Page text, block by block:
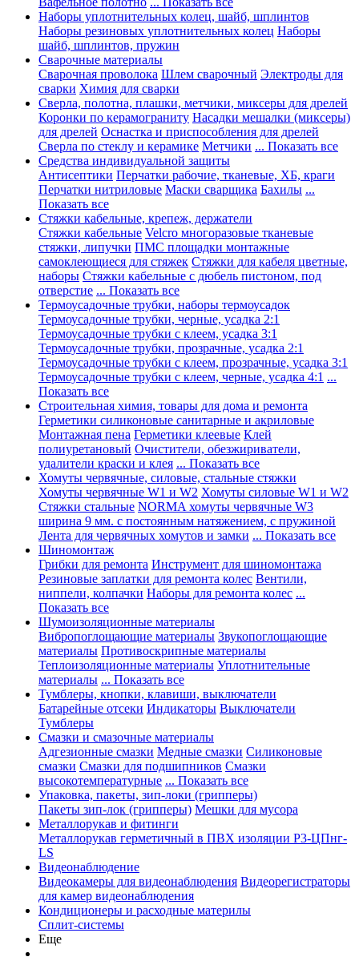
Наборы уплотнительных колец, шайб, шплинтов
Наборы резиновых уплотнительных колец Наборы
шайб, шплинтов, пружин
Сварочные материалы
Сварочная проволока Шлем сварочный Электроды для
сварки Химия для сварки
Сверла, полотна, плашки, метчики, миксеры для дрелей
Коронки по керамограниту Насадки мешалки (миксеры)
для дрелей Оснастка и приспособления для дрелей
Сверла по стеклу и керамике Метчики ... Показать все
Средства индивидуальной защиты
Антисептики Перчатки рабочие, тканевые, ХБ, краги
Перчатки нитриловые Маски сварщика Бахилы ...
Показать все
Стяжки кабельные, крепеж, держатели
Стяжки кабельные Velcro многоразовые тканевые
стяжки, липучки ПМС площадки монтажные
самоклеющиеся для стяжек Стяжки для кабеля цветные,
наборы Стяжки кабельные с дюбель пистоном, под
отверстие ... Показать все
Термоусадочные трубки, наборы термоусадок
Термоусадочные трубки, черные, усадка 2:1
Термоусадочные трубки с клеем, усадка 3:1
Термоусадочные трубки, прозрачные, усадка 2:1
Термоусадочные трубки с клеем, прозрачные, усадка 3:1
Термоусадочные трубки с клеем, черные, усадка 4:1 ...
Показать все
Строительная химия, товары для дома и ремонта
Герметики силиконовые санитарные и акриловые
Монтажная пена Герметики клеевые Клей
полиуретановый Очистители, обезжириватели,
удалители краски и клея ... Показать все
Хомуты червячные, силовые, стальные стяжки
Хомуты червячные W1 и W2 Хомуты силовые W1 и W2
Стяжки стальные NORMA хомуты червячные W3
ширина 9 мм. с постоянным натяжением, с пружиной
Лента для червячных хомутов и замки ... Показать все
Шиномонтаж
Грибки для ремонта Инструмент для шиномонтажа
Резиновые заплатки для ремонта колес Вентили,
ниппели, колпачки Наборы для ремонта колес ...
Показать все
Шумоизоляционные материалы
Вибропоглощающие материалы Звукопоглощающие
материалы Противоскрипные материалы
Теплоизоляционные материалы Уплотнительные
материалы ... Показать все
Тумблеры, кнопки, клавиши, выключатели
Батарейные отсеки Индикаторы Выключатели
Тумблеры
Смазки и смазочные материалы
Адгезионные смазки Медные смазки Силиконовые
смазки Смазки для подшипников Смазки
высокотемпературные ... Показать все
Упаковка, пакеты, зип-локи (грипперы)
Пакеты зип-лок (грипперы) Мешки для мусора
Металлорукав и фитинги
Металлорукав герметичный в ПВХ изоляции Р3-ЦПнг-
LS
Видеонаблюдение
Видеокамеры для видеонаблюдения Видеорегистраторы
для камер видеонаблюдения
Кондиционеры и расходные материлы
Сплит-системы
Еще